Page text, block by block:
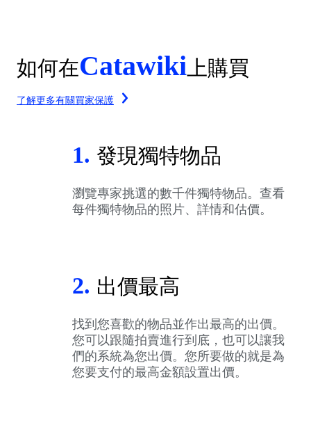
如何在Catawiki 上購買
了解更多有關買家保護
1. 發現獨特物品
瀏覽專家挑選的數千件獨特物品。查看
每件獨特物品的照片、詳情和估價。
2. 出價最高
找到您喜歡的物品並作出最高的出價。
您可以跟隨拍賣進行到底，也可以讓我
們的系統為您出價。您所要做的就是為
您要支付的最高金額設置出價。